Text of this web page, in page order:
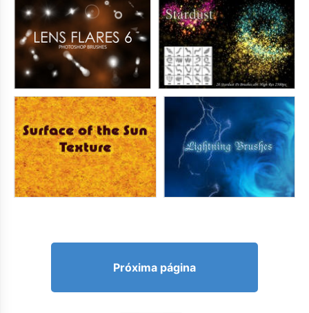
Próxima página